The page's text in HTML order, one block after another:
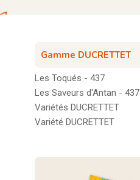
Gamme DUCRETTET
Les Toqués - 437
Les Saveurs d'Antan - 437
Variétés DUCRETTET
Variété DUCRETTET